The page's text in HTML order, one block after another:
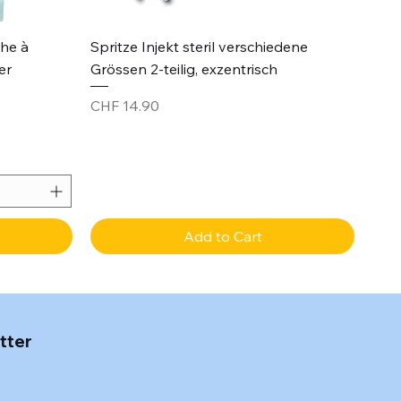
à
Quick View
Spritze Injekt steril verschiedene
Grössen 2-teilig, exzentrisch
Price
CHF 14.90
Add to Cart